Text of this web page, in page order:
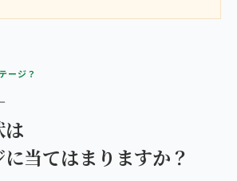
ージ？
は
当てはまりますか？